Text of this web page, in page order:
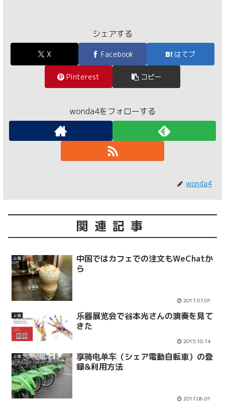
シェアする
X Facebook はてブ
Pinterest コピー
wonda4をフォローする
wonda4
関連記事
上海
中国ではカフェでの注文もWeChatか
ら
2017.07.01
上海
乐器展览会で谷本光さんの演奏を見て
きた
2015.10.14
上海
享骑电单车（シェア電動自転車）の登
録&利用方法
2017.06.01